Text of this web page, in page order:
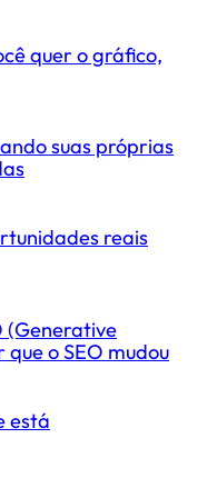
quer o gráfico,
suas próprias
reais
(Generative
o SEO mudou
está